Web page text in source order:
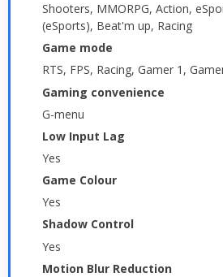
Shooters, MMORPG, Action,
(eSports), Beat'm up, Racing
Game mode
RTS, FPS, Racing, Gamer 1,
Gaming convenience
G-menu
Low Input Lag
Yes
Game Colour
Yes
Shadow Control
Yes
Motion Blur Reduction